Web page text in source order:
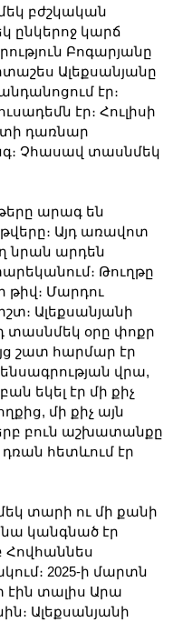
բժշկական
ընկերոջ կարճ
Բոգարյանը
Ալեքսանյանը
էր։
էր։ Հուլիսի
դառնար
Չհասավ տասնմեկ
արագ են
Այդ առավոտ
նրան արդեն
Թուղթը
թիվ։ Մարդու
Ալեքսանյանի
տասնմեկ օրը փոքր
շատ հարմար էր
վրա,
եկել էր մի քիչ
մի քիչ այն
բուն աշխատանքը
հետևում էր
տարի ու մի քանի
կանգնած էր
Հովհաննես
2025-ի մարտն
էին տալիս Արա
Ալեքսանյանի